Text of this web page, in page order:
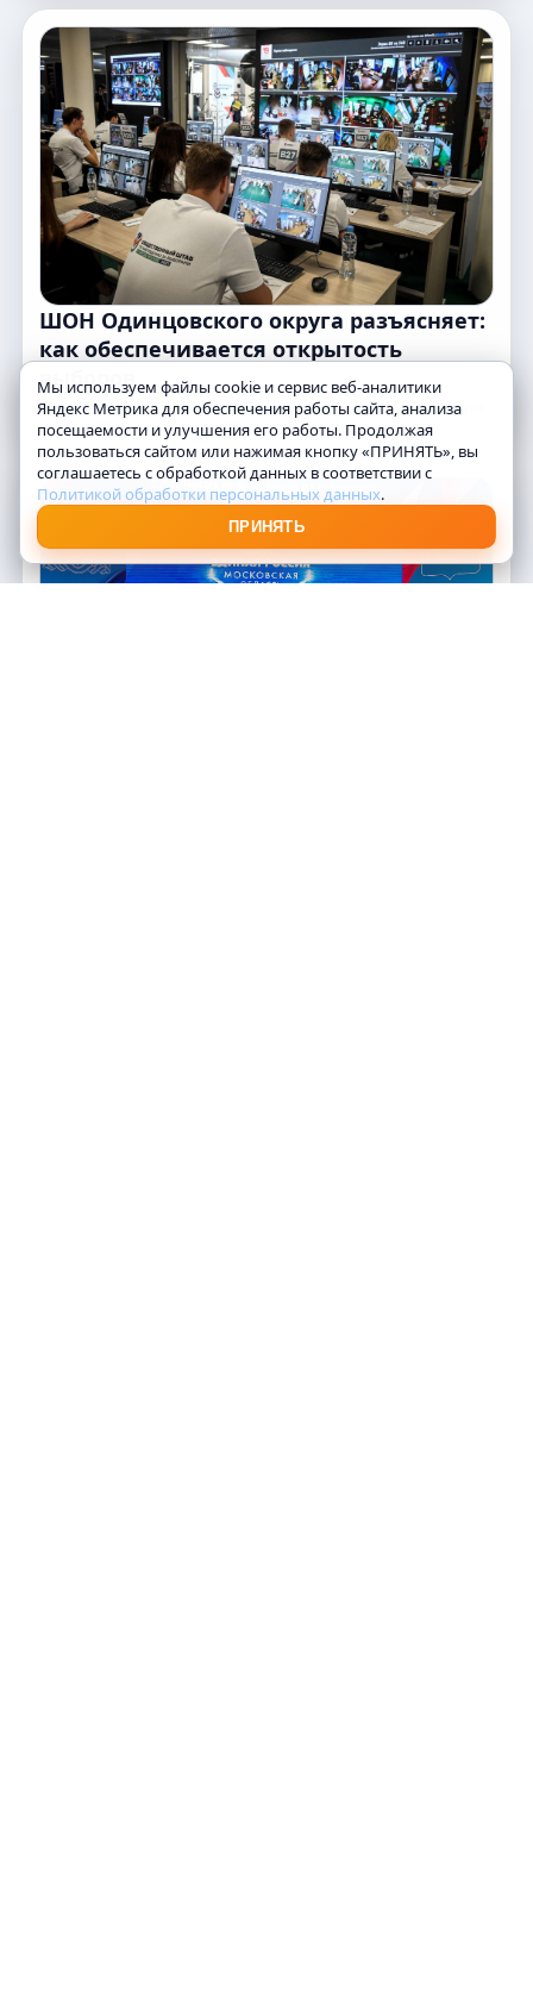
ШОН Одинцовского округа разъясняет:
как обеспечивается открытость
выборов
👁️ 41 • 07.08.2026 Новости округа
Мы используем файлы cookie и сервис веб-аналитики
Яндекс Метрика для обеспечения работы сайта, анализа
посещаемости и улучшения его работы. Продолжая
пользоваться сайтом или нажимая кнопку «ПРИНЯТЬ», вы
соглашаетесь с обработкой данных в соответствии с
Политикой обработки персональных данных.
ПРИНЯТЬ